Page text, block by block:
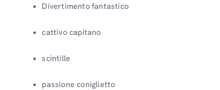
Divertimento fantastico
cattivo capitano
scintille
passione coniglietto